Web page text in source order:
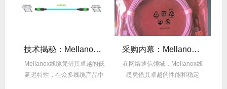
技术揭秘：Mellanox线缆低延迟背后的“信号优化”黑科技！
Mellanox线缆凭借其卓越的低
延迟特性，在众多线缆产品中
采购内幕：Mellanox线缆验真3步走，假货休想蒙混过关！
在网络通信领域，Mellanox线
缆凭借其卓越的性能和稳定